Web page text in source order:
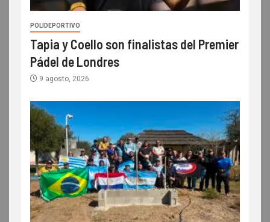
POLIDEPORTIVO
Tapia y Coello son finalistas del Premier
Pádel de Londres
9 agosto, 2026